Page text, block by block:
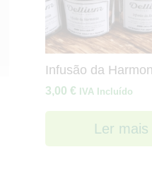
Infusão da
3,00 € IVA Incluído
Ler mais